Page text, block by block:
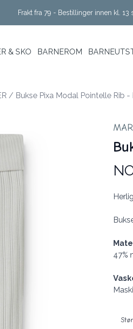
Frakt fra 79 - Bestillinger innen kl.
& SKO BARNEROM
/ Bukse Pixa Modal Pointelle Rib
47%